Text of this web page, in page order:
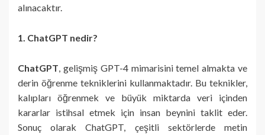
alınacaktır.
1. ChatGPT nedir?
ChatGPT , gelişmiş GPT-4 mimarisini temel almakta ve
derin öğrenme tekniklerini kullanmaktadır. Bu teknikler,
kalıpları öğrenmek ve büyük miktarda veri içinden
kararlar istihsal etmek için insan beynini taklit eder.
Sonuç olarak ChatGPT, çeşitli sektörlerde metin